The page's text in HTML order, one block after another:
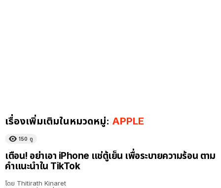
เรื่องเพิ่มเติมในหมวดหมู่: APPLE
150 ดู
เตือน! อย่าเอา iPhone แช่ตู้เย็น เพื่อระบายความร้อน ตาม
คำแนะนำใน TikTok
โดย Thitirath Kinaret